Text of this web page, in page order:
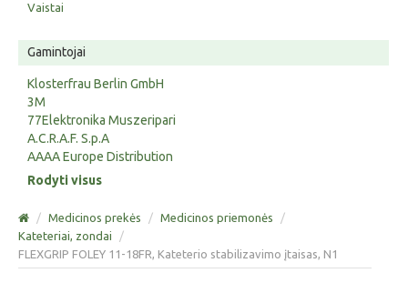
Vaistai
Gamintojai
Klosterfrau Berlin GmbH
3M
77Elektronika Muszeripari
A.C.R.A.F. S.p.A
AAAA Europe Distribution
Rodyti visus
/ Medicinos prekės / Medicinos priemonės
/
Kateteriai, zondai
/
FLEXGRIP FOLEY 11-18FR, Kateterio stabilizavimo įtaisas, N1